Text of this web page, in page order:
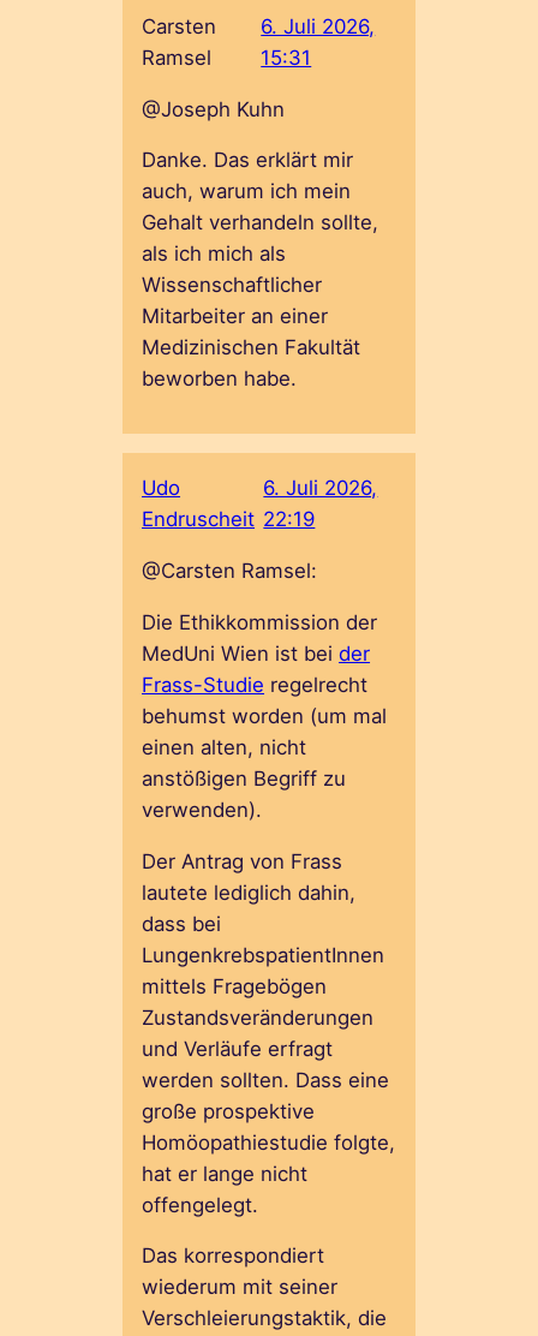
Carsten
Ramsel
6. Juli 2026,
15:31
@Joseph Kuhn
Danke. Das erklärt mir
auch, warum ich mein
Gehalt verhandeln sollte,
als ich mich als
Wissenschaftlicher
Mitarbeiter an einer
Medizinischen Fakultät
beworben habe.
Udo
Endruscheit
6. Juli 2026,
22:19
@Carsten Ramsel:
Die Ethikkommission der
MedUni Wien ist beider
Frass-Studie regelrecht
behumst worden (um mal
einen alten, nicht
anstößigen Begriff zu
verwenden).
Der Antrag von Frass
lautete lediglich dahin,
dass bei
LungenkrebspatientInnen
mittels Fragebögen
Zustandsveränderungen
und Verläufe erfragt
werden sollten. Dass eine
große prospektive
Homöopathiestudie folgte,
hat er lange nicht
offengelegt.
Das korrespondiert
wiederum mit seiner
Verschleierungstaktik, die